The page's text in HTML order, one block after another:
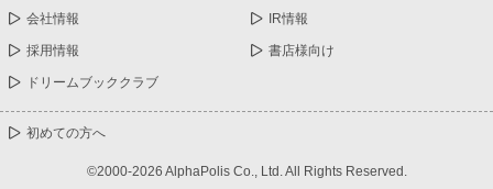
会社情報 IR情報
採用情報 書店様向け
ドリームブッククラブ
初めての方へ
©2000-2026 AlphaPolis Co., Ltd. All Rights Reserved.